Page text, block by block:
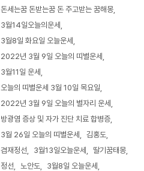
돈세는꿈 돈받는꿈 돈 주고받는 꿈해몽
3월14일오늘의운세
3월8일 화요일 오늘운세
2022년 3월 9일 오늘의 띠별운세
3월11일 운세
오늘의 띠별운세 3월 10일 목요일
2022년 3월 9일 오늘의 별자리 운세
방광염 증상 및 자가 진단 치료 합병증
3월 26일 오늘의 띠별운세
김홍도
겸재정선
3월13일오늘운세
딸기꿈태몽
정선
노안도
3월8일 오늘운세